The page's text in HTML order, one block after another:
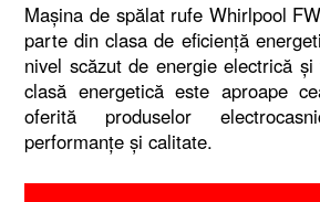
Mașina de spălat rufe Whirlpool
parte din clasa de eficiență
nivel scăzut de energie electrică
clasă energetică este aproape
oferită produselor
performanțe și calitate.